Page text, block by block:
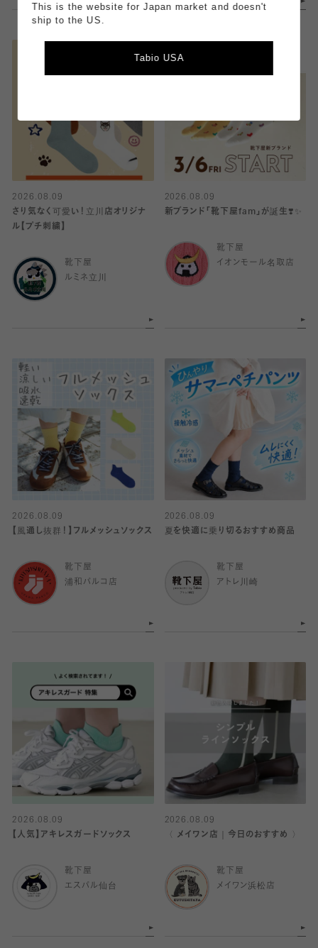
2026.08.09
さり気なく可愛い！立川店オリジナ
ル【プチ刺繍】
靴下屋
ルミネ立川
2026.08.09
新ブランド「靴下屋fam」が誕生❣️✨
靴下屋
イオンモール名取店
2026.08.09
【風通し抜群！】フルメッシュソックス
靴下屋
浦和パルコ店
2026.08.09
夏を快適に乗り切るおすすめ商品
靴下屋
アトレ川崎
2026.08.09
【人気】アキレスガードソックス
靴下屋
エスパル仙台
2026.08.09
〈 メイワン店｜今日のおすすめ 〉
靴下屋
メイワン浜松店
This is the website for Japan market and doesn't
ship to the US.
Tabio USA